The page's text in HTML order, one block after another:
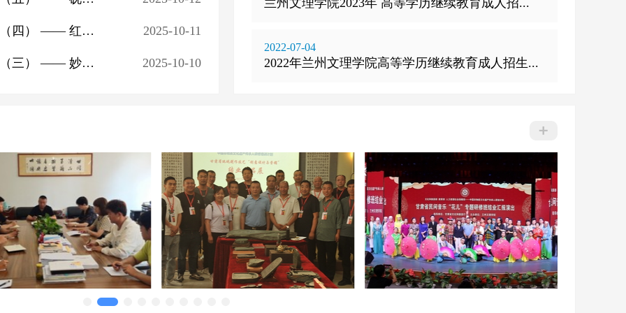
非遗保护与传承创新专题研修班研学活动（四） —— 红色基因传承 2025-10-11
非遗保护与传承创新专题研修班研学活动（三） —— 妙笔下的绚烂 2025-10-10
兰州文理学院2023年 高等学历继续教育成人招...
2022-07-04
2022年兰州文理学院高等学历继续教育成人招生...